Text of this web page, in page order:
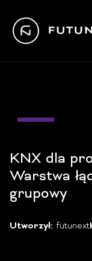
KNX dla
Warstwa
grupowy
Utworzył: futunext